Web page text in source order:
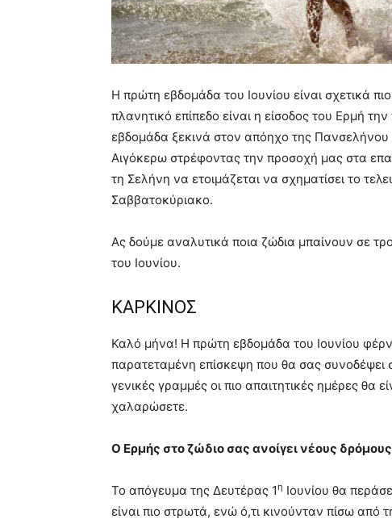
Η πρώτη εβδομάδα του Ιουνίου είναι σχετικά
πλανητικό επίπεδο είναι η είσοδος του Ερμή
εβδομάδα ξεκινά στον απόηχο της Πανσελήνου
Αιγόκερω στρέφοντας την προσοχή μας στα
τη Σελήνη να ετοιμάζεται να σχηματίσει το
Σαββατοκύριακο.
Ας δούμε αναλυτικά ποια ζώδια μπαίνουν σε
του Ιουνίου.
ΚΑΡΚΙΝΟΣ
Καλό μήνα! Η πρώτη εβδομάδα του Ιουνίου
παρατεταμένη επίσκεψη που θα σας συνοδέψει
γενικές γραμμές οι πιο απαιτητικές ημέρες θα
χαλαρώσετε.
Ο Ερμής στο ζώδιο σας ανοίγει νέους
Το απόγευμα της Δευτέρας 1η Ιουνίου θα
είναι πιο στρωτά, ενώ ό,τι κινούνταν πίσω